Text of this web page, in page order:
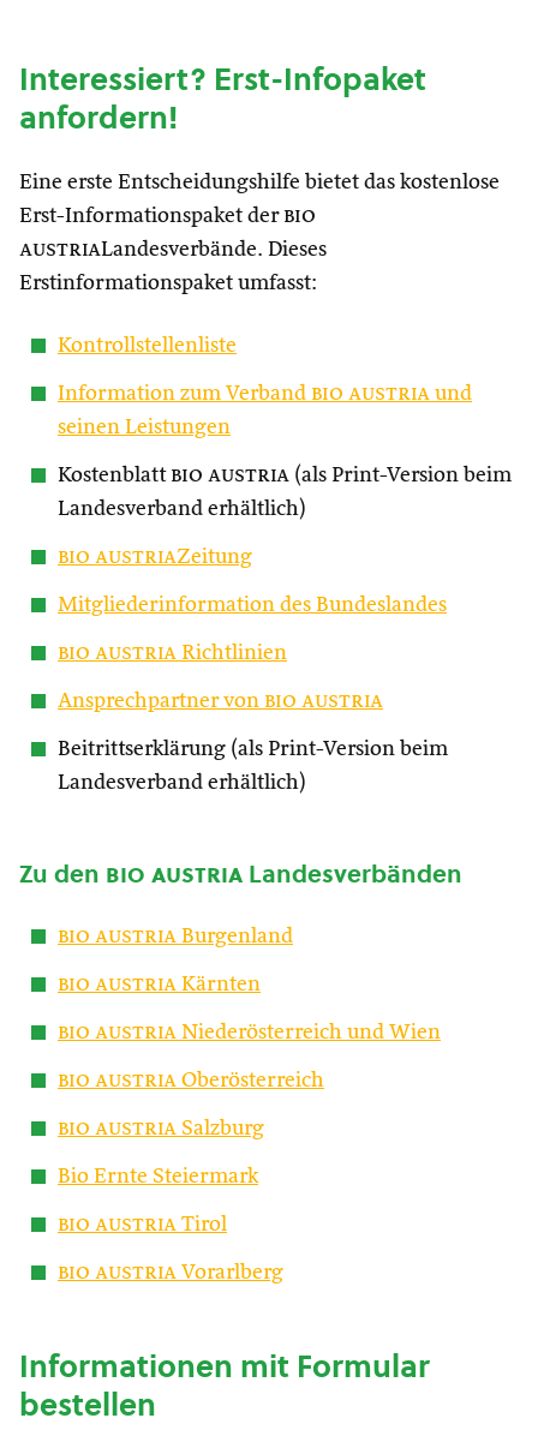
Interessiert? Erst-Infopaket
anfordern!
Eine erste Entscheidungshilfe bietet das kostenlose
Erst-Informationspaket der bio
austriaLandesverbände. Dieses
Erstinformationspaket umfasst:
Kontrollstellenliste
Information zum Verband bio austria und
seinen Leistungen
Kostenblatt bio austria (als Print-Version beim
Landesverband erhältlich)
bio austriaZeitung
Mitgliederinformation des Bundeslandes
bio austria Richtlinien
Ansprechpartner von bio austria
Beitrittserklärung (als Print-Version beim
Landesverband erhältlich)
Zu den bio austria Landesverbänden
bio austria Burgenland
bio austria Kärnten
bio austria Niederösterreich und Wien
bio austria Oberösterreich
bio austria Salzburg
Bio Ernte Steiermark
bio austria Tirol
bio austria Vorarlberg
Informationen mit Formular
bestellen